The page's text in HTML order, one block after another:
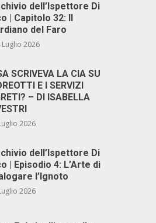
dell’Ispettore Di
| Capitolo 32: Il
del Faro
Luglio 2026
SCRIVEVA LA CIA SU
E I SERVIZI
– DI ISABELLA
2026
dell’Ispettore Di
| Episodio 4: L’Arte di
l’Ignoto
2026